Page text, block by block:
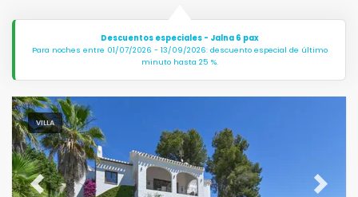
Descuentos especiales - Jalna 6 pax
Para noches entre 01/07/2026 - 13/09/2026: descuento especial de último
minuto hasta 25 %.
VILLA
Previous Next